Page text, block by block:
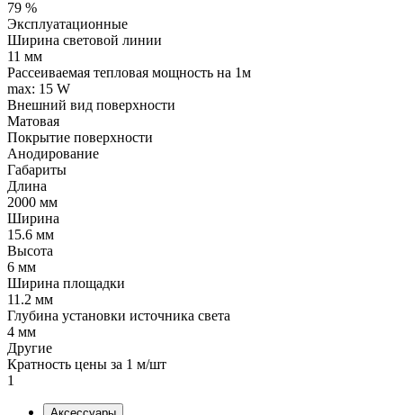
79 %
Эксплуатационные
Ширина световой линии
11 мм
Рассеиваемая тепловая мощность на 1м
max: 15 W
Внешний вид поверхности
Матовая
Покрытие поверхности
Анодирование
Габариты
Длина
2000 мм
Ширина
15.6 мм
Высота
6 мм
Ширина площадки
11.2 мм
Глубина установки источника света
4 мм
Другие
Кратность цены за 1 м/шт
1